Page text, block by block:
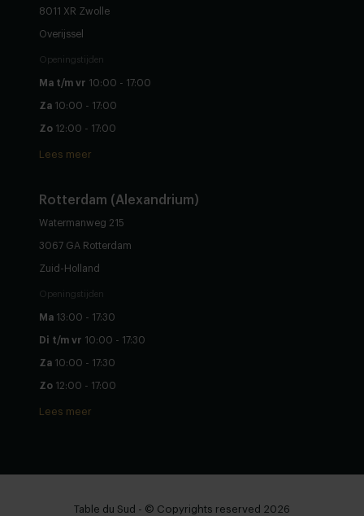
8011 XR Zwolle
Overijssel
Openingstijden
Ma t/m vr 10:00 - 17:00
Za 10:00 - 17:00
Zo 12:00 - 17:00
Lees meer
Rotterdam (Alexandrium)
Watermanweg 215
3067 GA Rotterdam
Zuid-Holland
Openingstijden
Ma 13:00 - 17:30
Di t/m vr 10:00 - 17:30
Za 10:00 - 17:30
Zo 12:00 - 17:00
Lees meer
Table du Sud - © Copyrights reserved 2026